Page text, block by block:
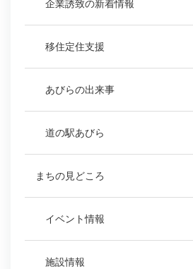
企業誘致の新着情報
移住定住支援
あびらの出来事
道の駅あびら
まちの見どころ
イベント情報
施設情報